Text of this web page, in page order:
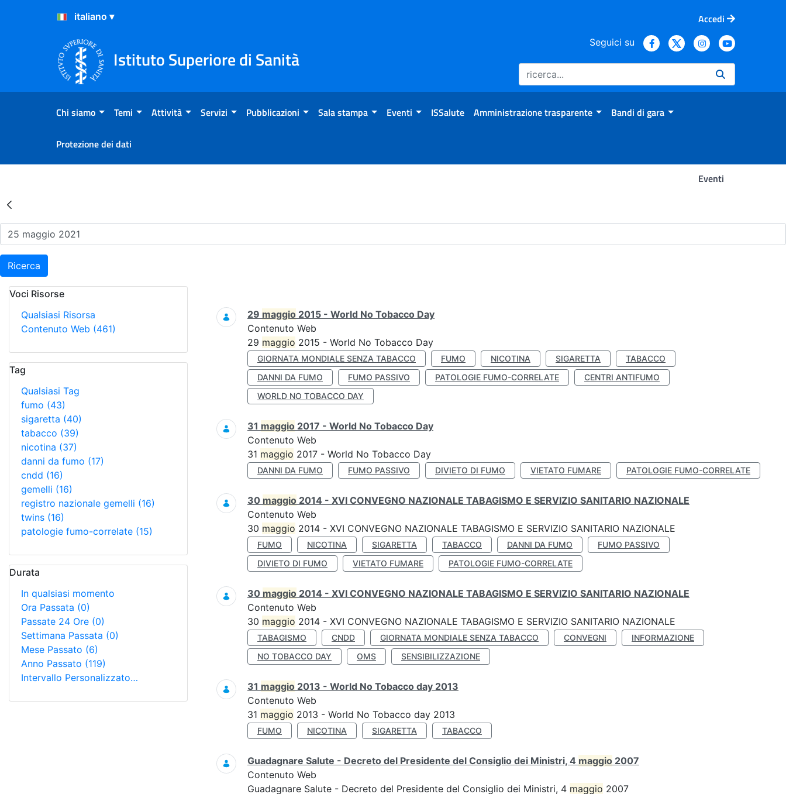
Salta al Contenuto
Salta al Footer
Accedi
Istituto Superiore di Sanità
Seguici su
Chi siamo Temi Attività Servizi Pubblicazioni Sala stampa Eventi ISSalute Amministrazione trasparente Bandi di gara
Protezione dei dati
Eventi
Risultati della Ricerca - Eventi
Ricerca
Voci Risorse
Qualsiasi Risorsa
Contenuto Web (461)
Tag
Qualsiasi Tag
fumo (43)
sigaretta (40)
tabacco (39)
nicotina (37)
danni da fumo (17)
cndd (16)
gemelli (16)
registro nazionale gemelli (16)
twins (16)
patologie fumo-correlate (15)
Durata
In qualsiasi momento
Ora Passata (0)
Passate 24 Ore (0)
Settimana Passata (0)
Mese Passato (6)
Anno Passato (119)
Intervallo Personalizzato…
Ricerca
29 maggio 2015 - World No Tobacco Day
Contenuto Web
29 maggio 2015 - World No Tobacco Day
GIORNATA MONDIALE SENZA TABACCO FUMO NICOTINA SIGARETTA
TABACCO
DANNI DA FUMO
FUMO PASSIVO PATOLOGIE FUMO-CORRELATE
CENTRI ANTIFUMO
WORLD NO TOBACCO DAY
31 maggio 2017 - World No Tobacco Day
Contenuto Web
31 maggio 2017 - World No Tobacco Day
DANNI DA FUMO FUMO PASSIVO DIVIETO DI FUMO VIETATO FUMARE PATOLOGIE FUMO-CORRELATE
30 maggio 2014 - XVI CONVEGNO NAZIONALE TABAGISMO E SERVIZIO SANITARIO NAZIONALE
Contenuto Web
30 maggio 2014 - XVI CONVEGNO NAZIONALE TABAGISMO E SERVIZIO SANITARIO NAZIONALE
FUMO NICOTINA SIGARETTA TABACCO DANNI DA FUMO
FUMO PASSIVO
DIVIETO DI FUMO
VIETATO FUMARE PATOLOGIE FUMO-CORRELATE
30 maggio 2014 - XVI CONVEGNO NAZIONALE TABAGISMO E SERVIZIO SANITARIO NAZIONALE
Contenuto Web
30 maggio 2014 - XVI CONVEGNO NAZIONALE TABAGISMO E SERVIZIO SANITARIO NAZIONALE
TABAGISMO CNDD GIORNATA MONDIALE SENZA TABACCO CONVEGNI
INFORMAZIONE
NO TOBACCO DAY
OMS SENSIBILIZZAZIONE
31 maggio 2013 - World No Tobacco day 2013
Contenuto Web
31 maggio 2013 - World No Tobacco day 2013
FUMO NICOTINA SIGARETTA TABACCO
Guadagnare Salute - Decreto del Presidente del Consiglio dei Ministri, 4 maggio 2007
Contenuto Web
Guadagnare Salute - Decreto del Presidente del Consiglio dei Ministri, 4 maggio 2007